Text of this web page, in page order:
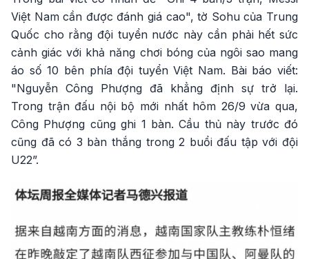
Việt Nam cần được đánh giá cao", tờ Sohu của Trung
Quốc cho rằng đội tuyển nước này cần phải hết sức
cảnh giác với khả năng chơi bóng của ngôi sao mang
áo số 10 bên phía đội tuyển Việt Nam. Bài báo viết:
"Nguyễn Công Phượng đã khẳng định sự trở lại.
Trong trận đấu nội bộ mới nhất hôm 26/9 vừa qua,
Công Phượng cũng ghi 1 bàn. Cầu thủ này trước đó
cũng đã có 3 bàn thắng trong 2 buổi đấu tập với đội
U22”.